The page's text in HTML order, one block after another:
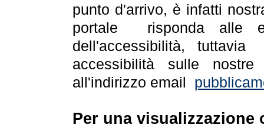
punto d'arrivo, è infatti
portale risponda alle
dell'accessibilità,
accessibilità sulle
all'indirizzo email
Per una visualizzazione